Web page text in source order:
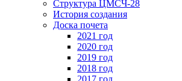
Структура ЦМСЧ-28
История создания
Доска почета
2021 год
2020 год
2019 год
2018 год
2017 год